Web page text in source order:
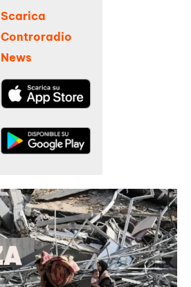
Scarica
Controradio
News